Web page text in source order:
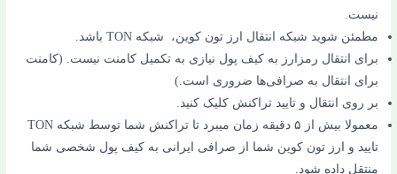
نیست.
مطمئن شوید شبکه انتقال ارز تون کوین، شبکه TON باشد.
برای انتقال رمزارز به کیف پول نیازی به تکمیل کامنت نیست. (کامنت
برای انتقال به صرافی‌ها ضروری است.)
بر روی انتقال و تایید تراکنش کلیک کنید.
معمولا بیش از ۵ دقیقه زمان میبرد تا تراکنش شما توسط شبکه TON
تایید و ارز تون کوین شما از صرافی ایرانی به کیف پول شخصی شما
منتقل داده شود.